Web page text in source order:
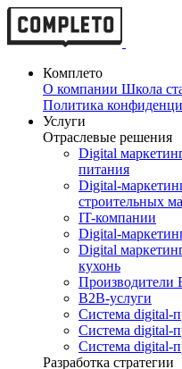
Комплето
О компании Школа
Политика
Услуги
Отраслевые решения
Digital
питания
Digital-
строительных
IT-компании
Digital-
Digital
кухонь
Производители
B2B-услуги
Cистема digital-
Система digital-
Система digital-
Разработка стратегии